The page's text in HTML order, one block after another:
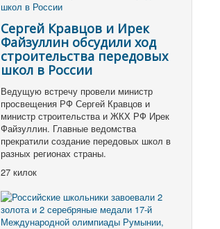
Сергей Кравцов и Ирек
Файзуллин обсудили ход
строительства передовых
школ в России
Ведущую встречу провели министр
просвещения РФ Сергей Кравцов и
министр строительства и ЖКХ РФ Ирек
Файзуллин. Главные ведомства
прекратили создание передовых школ в
разных регионах страны.
27 килок